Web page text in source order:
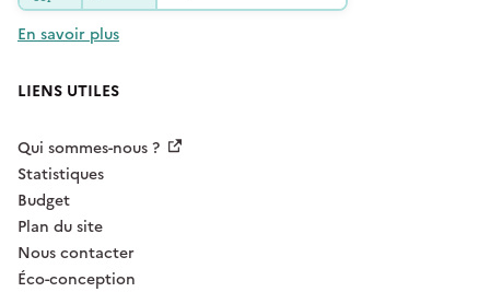
En savoir plus
LIENS UTILES
Qui sommes-nous ?
Statistiques
Budget
Plan du site
Nous contacter
Éco-conception